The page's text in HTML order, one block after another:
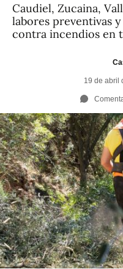
Caudiel, Zucaina,
labores preventivas
contra incendios en
19 de abril